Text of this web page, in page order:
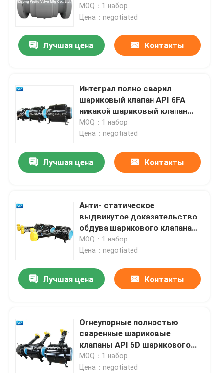
MOQ：1 набор
Цена：negotiated
Лучшая цена Контакты
Интеграл полно сварил
шариковый клапан API 6FA
никакой шариковый клапан
внешней утечки подземный
MOQ：1 набор
Цена：negotiated
Лучшая цена Контакты
Анти- статическое
выдвинутое доказательство
обдува шарикового клапана
API 607 шарикового клапана
стержня
MOQ：1 набор
Цена：negotiated
Лучшая цена Контакты
Огнеупорные полностью
сваренные шариковые
клапаны API 6D шарикового
клапана подземные
MOQ：1 набор
Цена：negotiated